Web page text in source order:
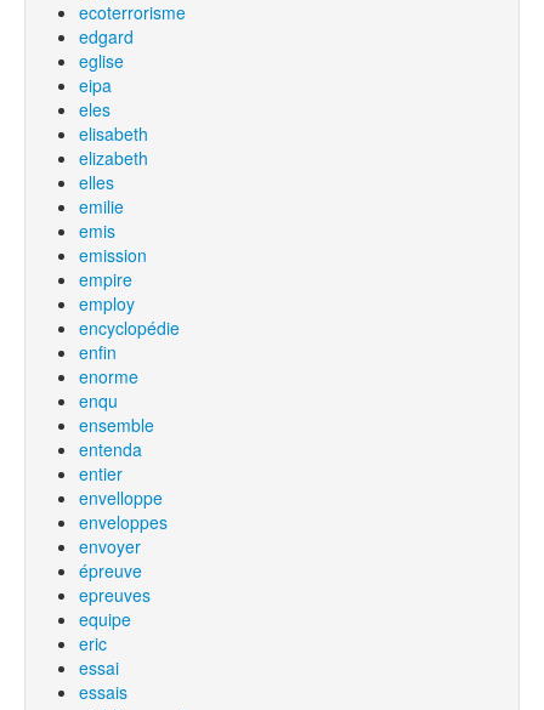
ecoterrorisme
edgard
eglise
eipa
eles
elisabeth
elizabeth
elles
emilie
emis
emission
empire
employ
encyclopédie
enfin
enorme
enqu
ensemble
entenda
entier
envelloppe
enveloppes
envoyer
épreuve
epreuves
equipe
eric
essai
essais